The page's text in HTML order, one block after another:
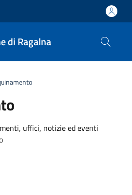
di Ragalna
uffici, notizie ed eventi